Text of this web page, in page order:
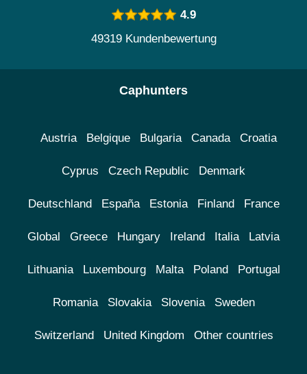
4.9
49319 Kundenbewertung
Caphunters
Austria Belgique Bulgaria Canada Croatia
Cyprus Czech Republic Denmark
Deutschland España Estonia Finland France
Global Greece Hungary Ireland Italia Latvia
Lithuania Luxembourg Malta Poland Portugal
Romania Slovakia Slovenia Sweden
Switzerland United Kingdom Other countries